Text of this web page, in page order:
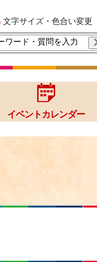
文字サイズ・色合い変更
イベントカレンダー